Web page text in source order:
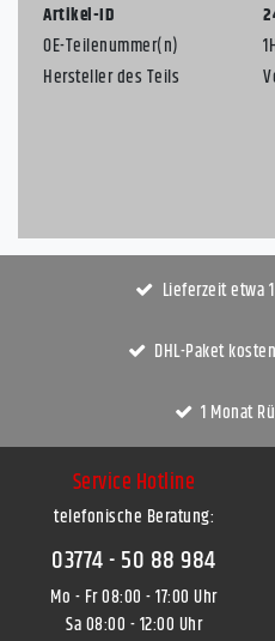
Artikel-ID
OE-Teilenummer(n)
Hersteller des Teils
Lieferzeit etwa
DHL-Paket
1 Monat
Service Hotline
telefonische Beratung:
03774 - 50 88 984
Mo - Fr 08:00 - 17:00 Uhr
Sa 08:00 - 12:00 Uhr